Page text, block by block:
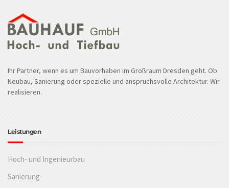
Ihr Partner, wenn es um Bauvorhaben im Großraum Dresden geht. Ob
Neubau, Sanierung oder spezielle und anspruchsvolle Architektur. Wir
realisieren.
Leistungen
Hoch- und Ingenieurbau
Sanierung